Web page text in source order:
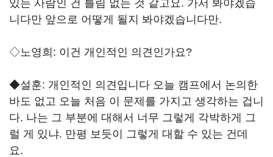
있는 사람인 건 틀림 없는 것 같고요. 가서 봐야겠습
니다만 앞으로 어떻게 될지 봐야겠습니다만.
◇노영희: 이건 개인적인 의견인가요?
◆설훈: 개인적인 의견입니다 오늘 캠프에서 논의한
바도 없고 오늘 처음 이 문제를 가지고 생각하는 겁니
다. 나는 그 부분에 대해서 너무 그렇게 각박하게 그
럴 게 있냐. 만평 보듯이 그렇게 대할 수 있는 건데
요.